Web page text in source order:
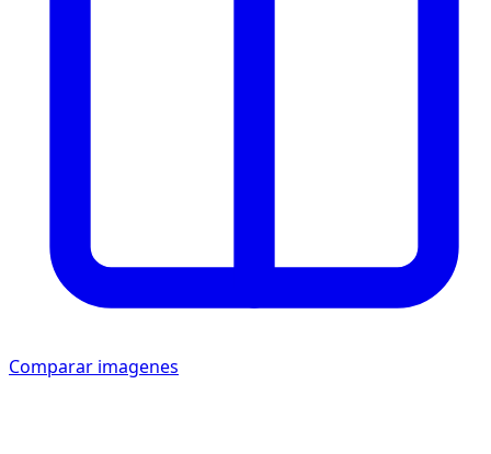
Comparar imagenes